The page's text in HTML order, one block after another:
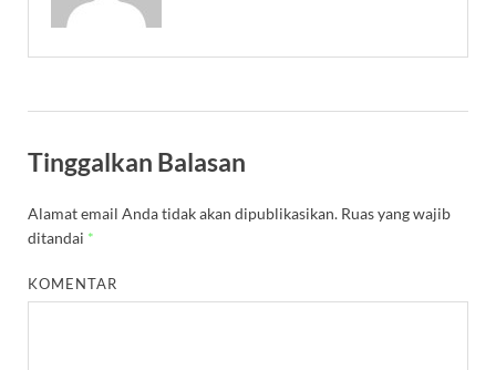
Tinggalkan Balasan
Alamat email Anda tidak akan dipublikasikan. Ruas yang wajib
ditandai *
KOMENTAR